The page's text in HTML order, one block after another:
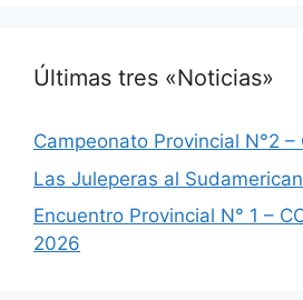
Últimas tres «Noticias»
Campeonato Provincial N°2 –
Las Juleperas al
Encuentro Provincial N° 1 –
2026